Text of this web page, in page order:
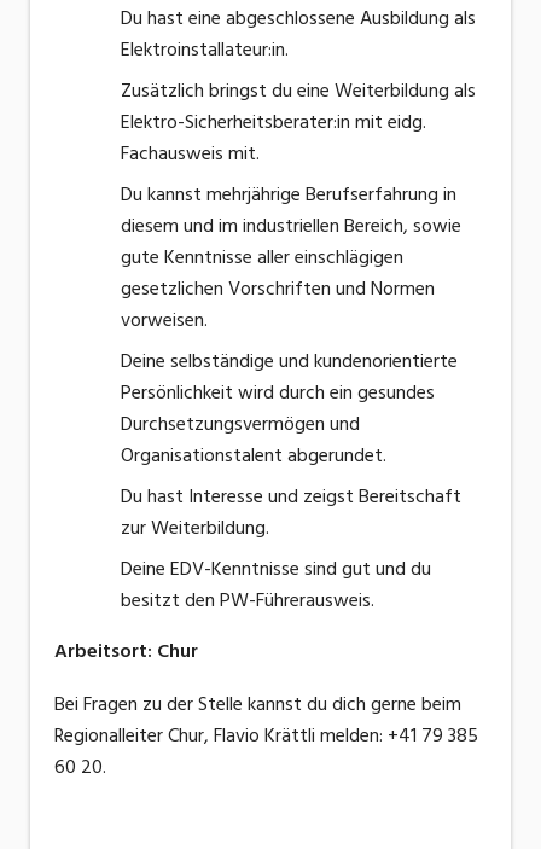
Du hast eine abgeschlossene Ausbildung als
Elektroinstallateur:in.
Zusätzlich bringst du eine Weiterbildung als
Elektro-Sicherheitsberater:in mit eidg.
Fachausweis mit.
Du kannst mehrjährige Berufserfahrung in
diesem und im industriellen Bereich, sowie
gute Kenntnisse aller einschlägigen
gesetzlichen Vorschriften und Normen
vorweisen.
Deine selbständige und kundenorientierte
Persönlichkeit wird durch ein gesundes
Durchsetzungsvermögen und
Organisationstalent abgerundet.
Du hast Interesse und zeigst Bereitschaft
zur Weiterbildung.
Deine EDV-Kenntnisse sind gut und du
besitzt den PW-Führerausweis.
Arbeitsort: Chur
Bei Fragen zu der Stelle kannst du dich gerne beim
Regionalleiter Chur, Flavio Krättli melden: +41 79 385
60 20.